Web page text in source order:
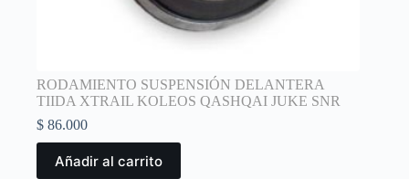
RODAMIENTO SUSPENSIÓN DELANTERA
TIIDA XTRAIL KOLEOS QASHQAI JUKE SNR
$ 86.000
Añadir al carrito